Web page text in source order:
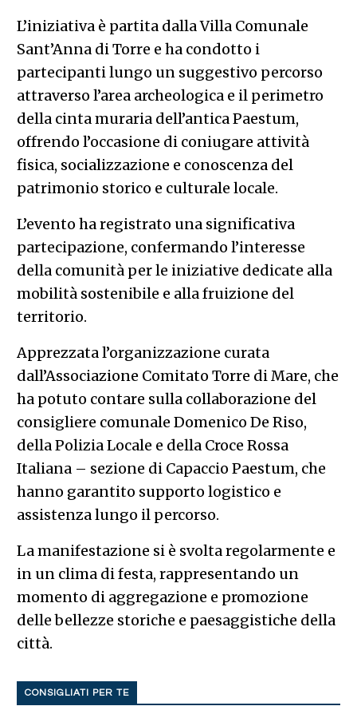
L’iniziativa è partita dalla Villa Comunale
Sant’Anna di Torre e ha condotto i
partecipanti lungo un suggestivo percorso
attraverso l’area archeologica e il perimetro
della cinta muraria dell’antica Paestum,
offrendo l’occasione di coniugare attività
fisica, socializzazione e conoscenza del
patrimonio storico e culturale locale.
L’evento ha registrato una significativa
partecipazione, confermando l’interesse
della comunità per le iniziative dedicate alla
mobilità sostenibile e alla fruizione del
territorio.
Apprezzata l’organizzazione curata
dall’Associazione Comitato Torre di Mare, che
ha potuto contare sulla collaborazione del
consigliere comunale Domenico De Riso,
della Polizia Locale e della Croce Rossa
Italiana – sezione di Capaccio Paestum, che
hanno garantito supporto logistico e
assistenza lungo il percorso.
La manifestazione si è svolta regolarmente e
in un clima di festa, rappresentando un
momento di aggregazione e promozione
delle bellezze storiche e paesaggistiche della
città.
CONSIGLIATI PER TE